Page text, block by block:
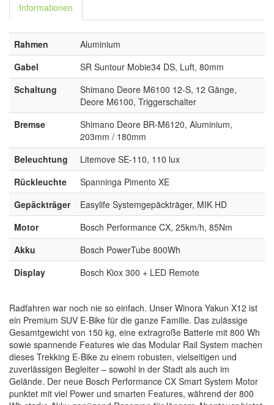
Informationen
Rahmen
Aluminium
Gabel
SR Suntour Mobie34 DS, Luft, 80mm
Schaltung
Shimano Deore M6100 12-S, 12 Gänge,
Deore M6100, Triggerschalter
Bremse
Shimano Deore BR-M6120, Aluminium,
203mm / 180mm
Beleuchtung
Litemove SE-110, 110 lux
Rückleuchte
Spanninga Pimento XE
Gepäckträger
Easylife Systemgepäckträger, MIK HD
Motor
Bosch Performance CX, 25km/h, 85Nm
Akku
Bosch PowerTube 800Wh
Display
Bosch Kiox 300 + LED Remote
Radfahren war noch nie so einfach. Unser Winora Yakun X12 ist
ein Premium SUV E-Bike für die ganze Familie. Das zulässige
Gesamtgewicht von 150 kg, eine extragroße Batterie mit 800 Wh
sowie spannende Features wie das Modular Rail System machen
dieses Trekking E-Bike zu einem robusten, vielseitigen und
zuverlässigen Begleiter – sowohl in der Stadt als auch im
Gelände. Der neue Bosch Performance CX Smart System Motor
punktet mit viel Power und smarten Features, während der 800